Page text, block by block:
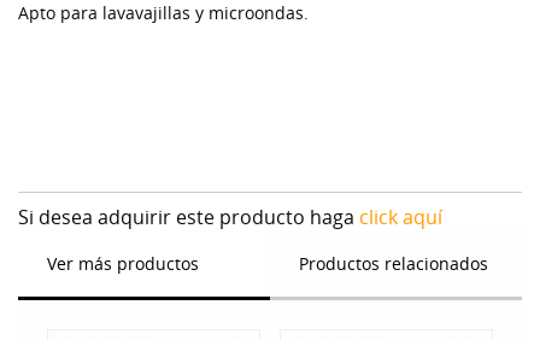
Apto para lavavajillas y microondas.
Si desea adquirir este producto haga click aquí
Ver más productos Productos relacionados